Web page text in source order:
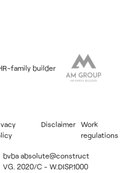
family builder
Disclaimer
Work
regulations
bvba absolute@construct
VG. 2020/C - W.DISP.1000